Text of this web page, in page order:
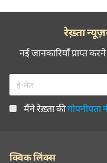
रेख़्ता
नई जानकारियाँ प्राप्त
मैंने रेख़्ता कीगोपनीयता
क्विक लिंक्स